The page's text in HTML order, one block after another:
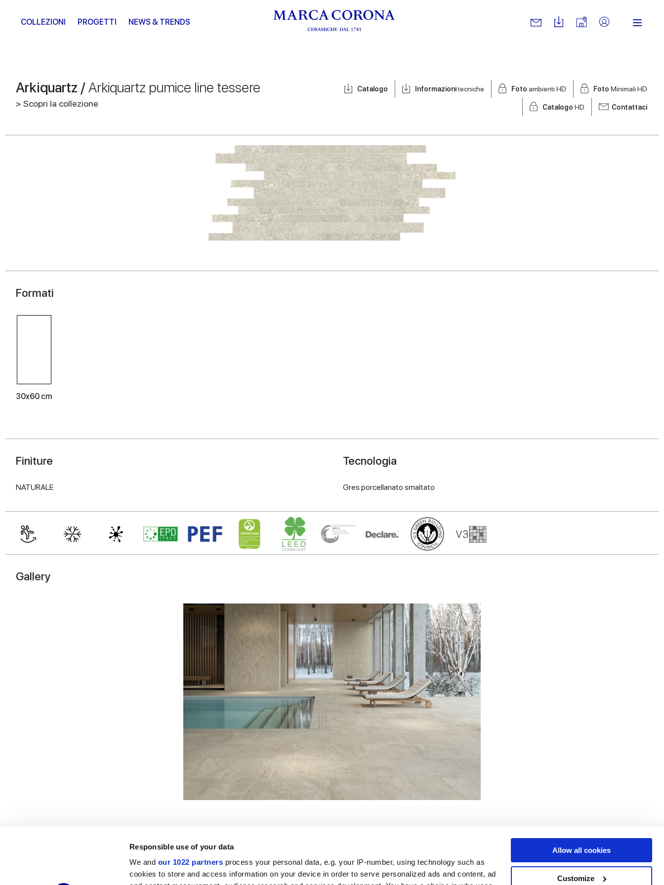
Responsible use of your data
We and our 1022 partners process your personal data, e.g. your IP-number, using technology such as
cookies to store and access information on your device in order to serve personalized ads and content, ad
Allow all cookies
Customize
COLLEZIONI PROGETTI NEWS & TRENDS
Arkiquartz /Arkiquartz pumice line tessere
> Scopri la collezione
Catalogo Informazionitecniche Foto ambienti HD Foto Minimali HD
Catalogo HD Contattaci
Formati
30x60 cm
Finiture
NATURALE
Tecnologia
Gres porcellanato smaltato
Gallery
© 2026 CERAMICHE MARCA CORONA S.P.A.
Link utili Area legale